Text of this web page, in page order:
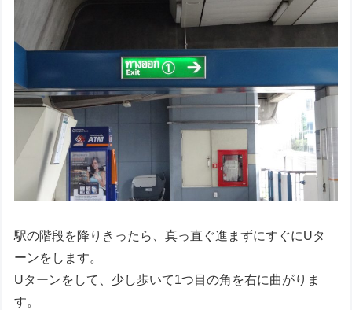
駅の階段を降りきったら、真っ直ぐ進まずにすぐにUタ
ーンをします。
Uターンをして、少し歩いて1つ目の角を右に曲がりま
す。